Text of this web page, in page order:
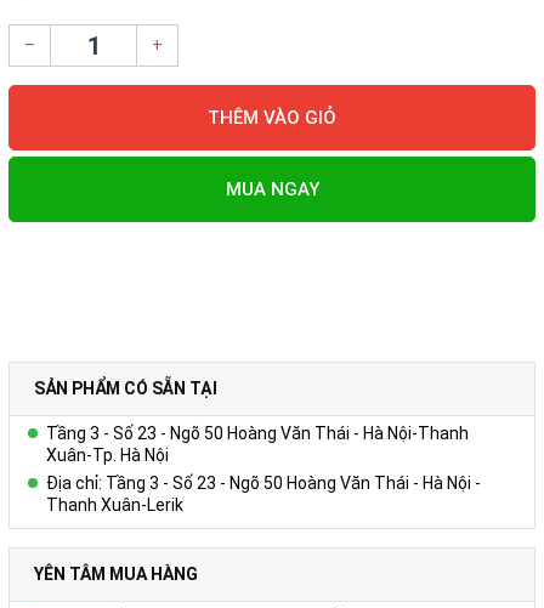
– +
THÊM VÀO GIỎ
MUA NGAY
SẢN PHẨM CÓ SẴN TẠI
Tầng 3 - Số 23 - Ngõ 50 Hoàng Văn Thái - Hà Nội-Thanh
Xuân-Tp. Hà Nội
Địa chỉ: Tầng 3 - Số 23 - Ngõ 50 Hoàng Văn Thái - Hà Nội -
Thanh Xuân-Lerik
YÊN TÂM MUA HÀNG